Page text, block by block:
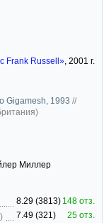
Frank Russell», 2001 г.
Gigamesh, 1993 //
Миллер
8.29 (3813) 148 отз.
7.49 (321)
25 отз.